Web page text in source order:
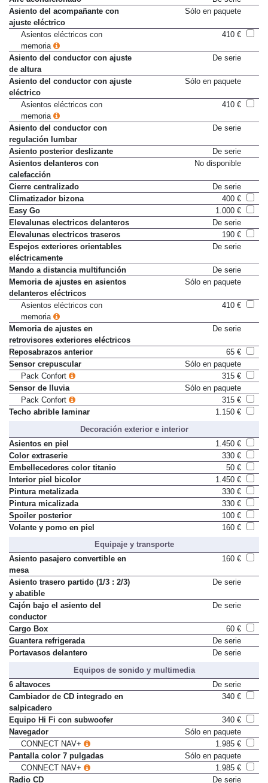
Aire acondicionado
De serie
Asiento del acompañante con
ajuste eléctrico
Asientos eléctricos con
memoria
Asiento del conductor con ajuste
de altura
Asiento del conductor con ajuste
eléctrico
Asientos eléctricos con
memoria
Asiento del conductor con
regulación lumbar
Asiento posterior deslizante
De serie
Asientos delanteros con
calefacción
Cierre centralizado
De serie
Climatizador bizona
400 €
Easy Go
1.000 €
Elevalunas electricos delanteros
De serie
Elevalunas electricos traseros
190 €
Espejos exteriores orientables
eléctricamente
Mando a distancia multifunción
De serie
Memoria de ajustes en asientos
delanteros eléctricos
Asientos eléctricos con
memoria
Memoria de ajustes en
retrovisores exteriores eléctricos
Reposabrazos anterior
65 €
Sensor crepuscular
Sólo en paquete
Pack Confort
315 €
Sensor de lluvia
Sólo en paquete
Pack Confort
315 €
Decoración exterior e interior
Asientos en piel
1.450 €
Color extraserie
330 €
Embellecedores color titanio
50 €
Interior piel bicolor
1.450 €
Pintura metalizada
330 €
Pintura micalizada
330 €
Spoiler posterior
100 €
Equipaje y transporte
Asiento pasajero convertible en
mesa
Asiento trasero partido (1/3 : 2/3)
y abatible
Cajón bajo el asiento del
conductor
Cargo Box
60 €
Guantera refrigerada
De serie
Equipos de sonido y multimedia
6 altavoces
De serie
Cambiador de CD integrado en
salpicadero
Equipo Hi Fi con subwoofer
340 €
Navegador
Sólo en paquete
CONNECT NAV+
1.985 €
Pantalla color 7 pulgadas
Sólo en paquete
CONNECT NAV+
1.985 €